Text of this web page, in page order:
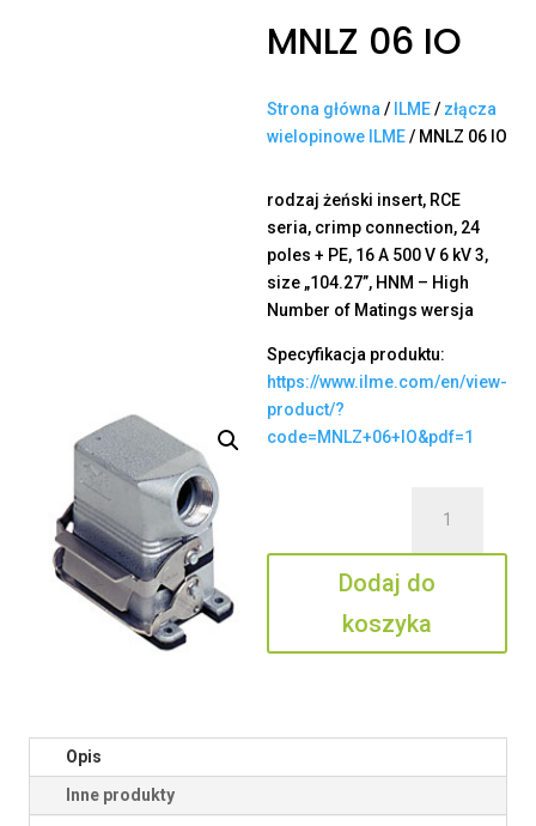
MNLZ 06 IO
Strona główna / ILME/ złącza
wielopinowe ILME/ MNLZ 06 IO
rodzaj żeński insert, RCE
seria, crimp connection, 24
poles + PE, 16 A 500 V 6 kV 3,
size „104.27”, HNM – High
Number of Matings wersja
Specyfikacja produktu:
https://www.ilme.com/en/view-
product/?
code=MNLZ+06+IO&pdf=1
MNLZ
06
IO
Dodaj do
koszyka
Opis
Inne produkty